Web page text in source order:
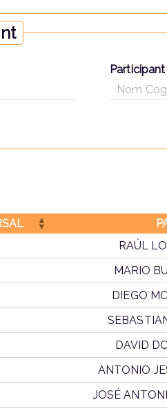
Participant
RAÚL
MARIO
DIEGO
DAVID
ANTONIO
JOSÉ